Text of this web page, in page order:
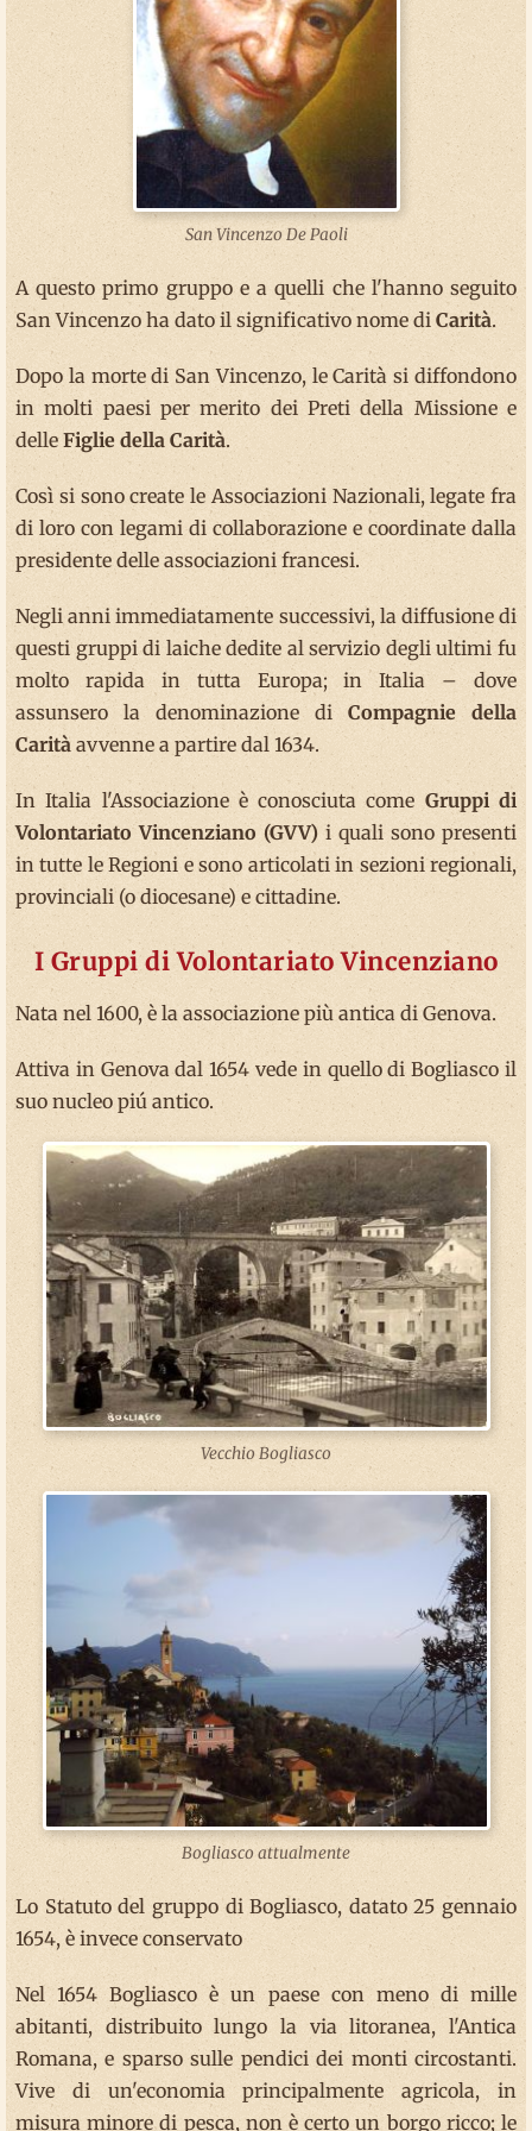
San Vincenzo De Paoli
A questo primo gruppo e a quelli che l'hanno seguito
San Vincenzo ha dato il significativo nome di Carità.
Dopo la morte di San Vincenzo, le Carità si diffondono
in molti paesi per merito dei Preti della Missione e
delle Figlie della Carità.
Così si sono create le Associazioni Nazionali, legate fra
di loro con legami di collaborazione e coordinate dalla
presidente delle associazioni francesi.
Negli anni immediatamente successivi, la diffusione di
questi gruppi di laiche dedite al servizio degli ultimi fu
molto rapida in tutta Europa; in Italia – dove
assunsero la denominazione di Compagnie della
Carità avvenne a partire dal 1634.
In Italia l'Associazione è conosciuta come Gruppi di
Volontariato Vincenziano (GVV) i quali sono presenti
in tutte le Regioni e sono articolati in sezioni regionali,
provinciali (o diocesane) e cittadine.
I Gruppi di Volontariato Vincenziano
Nata nel 1600, è la associazione più antica di Genova.
Attiva in Genova dal 1654 vede in quello di Bogliasco il
suo nucleo piú antico.
Vecchio Bogliasco
Bogliasco attualmente
Lo Statuto del gruppo di Bogliasco, datato 25 gennaio
1654, è invece conservato
Nel 1654 Bogliasco è un paese con meno di mille
abitanti, distribuito lungo la via litoranea, l'Antica
Romana, e sparso sulle pendici dei monti circostanti.
Vive di un'economia principalmente agricola, in
misura minore di pesca, non è certo un borgo ricco; le